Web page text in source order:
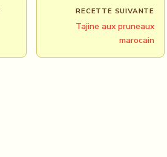
RECETTE SUIVANTE
Tajine aux pruneaux
marocain